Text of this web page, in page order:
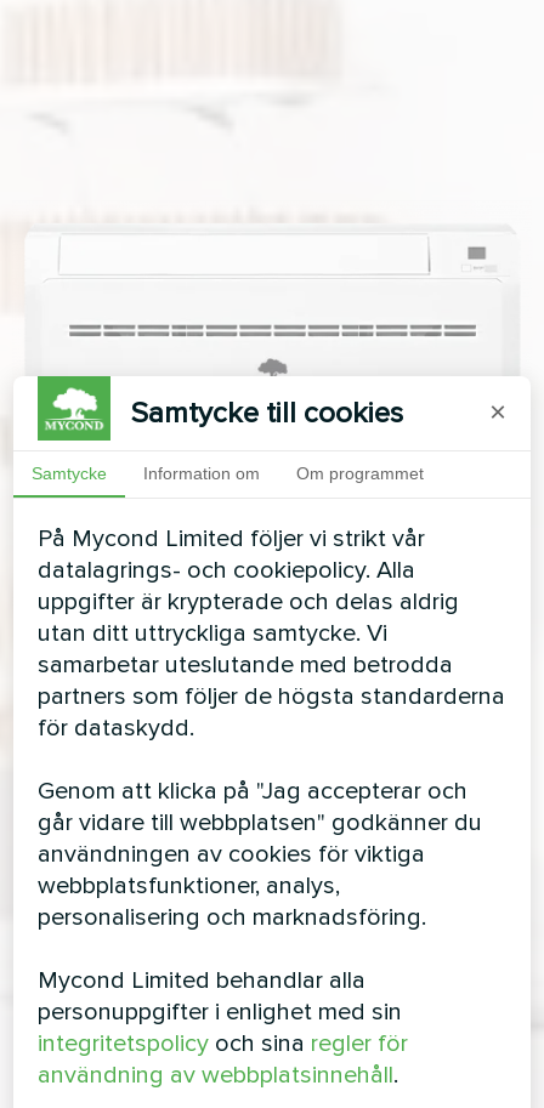
Samtycke till cookies ×
Samtycke Information om Om programmet
På Mycond Limited följer vi strikt vår
datalagrings- och cookiepolicy. Alla
uppgifter är krypterade och delas aldrig
utan ditt uttryckliga samtycke. Vi
samarbetar uteslutande med betrodda
partners som följer de högsta standarderna
för dataskydd.
Genom att klicka på "Jag accepterar och
går vidare till webbplatsen" godkänner du
användningen av cookies för viktiga
webbplatsfunktioner, analys,
personalisering och marknadsföring.
Mycond Limited behandlar alla
personuppgifter i enlighet med sin
integritetspolicy och sina regler för
användning av webbplatsinnehåll.